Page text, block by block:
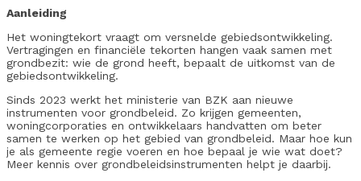
Aanleiding
Het woningtekort vraagt om versnelde gebiedsontwikkeling.
Vertragingen en financiële tekorten hangen vaak samen met
grondbezit: wie de grond heeft, bepaalt de uitkomst van de
gebiedsontwikkeling.
Sinds 2023 werkt het ministerie van BZK aan nieuwe
instrumenten voor grondbeleid. Zo krijgen gemeenten,
woningcorporaties en ontwikkelaars handvatten om beter
samen te werken op het gebied van grondbeleid. Maar hoe kun
je als gemeente regie voeren en hoe bepaal je wie wat doet?
Meer kennis over grondbeleidsinstrumenten helpt je daarbij.